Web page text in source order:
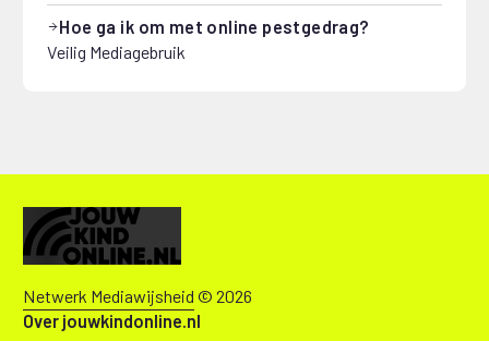
Hoe ga ik om met online pestgedrag?
Veilig Mediagebruik
Netwerk Mediawijsheid © 2026
Over jouwkindonline.nl